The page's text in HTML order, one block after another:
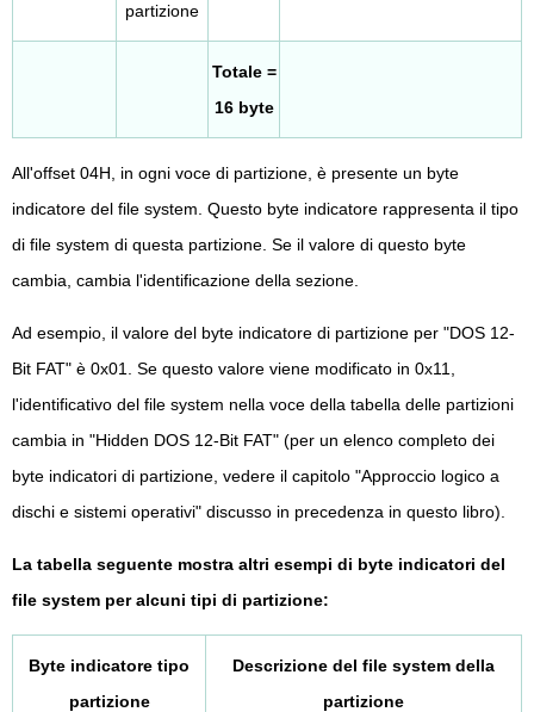
partizione
Totale =
16 byte
All'offset 04H, in ogni voce di partizione, è presente un byte
indicatore del file system. Questo byte indicatore rappresenta il tipo
di file system di questa partizione. Se il valore di questo byte
cambia, cambia l'identificazione della sezione.
Ad esempio, il valore del byte indicatore di partizione per "DOS 12-
Bit FAT" è 0x01. Se questo valore viene modificato in 0x11,
l'identificativo del file system nella voce della tabella delle partizioni
cambia in "Hidden DOS 12-Bit FAT" (per un elenco completo dei
byte indicatori di partizione, vedere il capitolo "Approccio logico a
dischi e sistemi operativi" discusso in precedenza in questo libro).
La tabella seguente mostra altri esempi di byte indicatori del
file system per alcuni tipi di partizione:
Byte indicatore tipo
partizione
Descrizione del file system della
partizione